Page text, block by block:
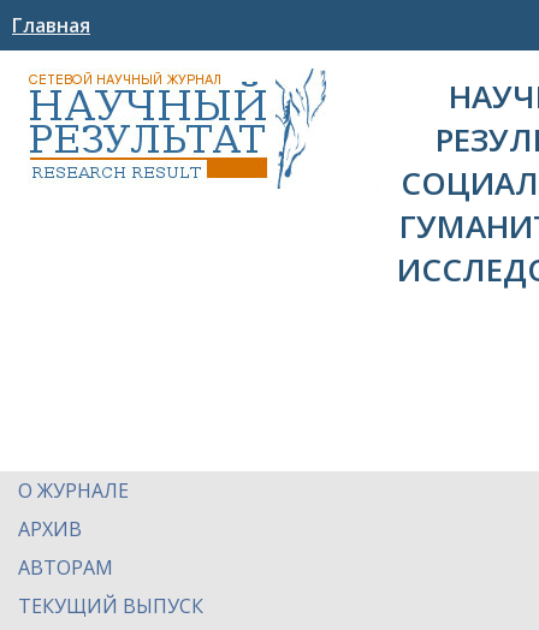
Главная
О ЖУРНАЛЕ
АРХИВ
АВТОРАМ
ТЕКУЩИЙ ВЫПУСК